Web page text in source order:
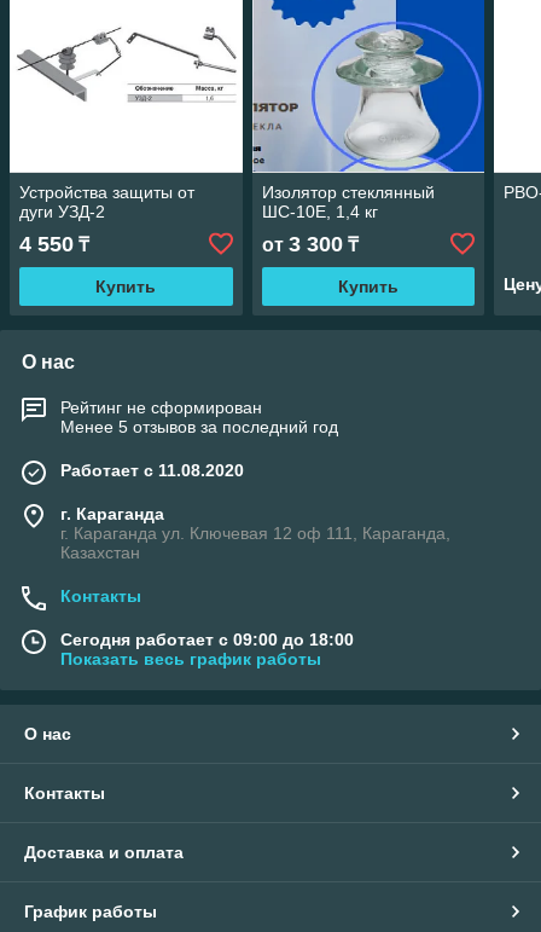
Устройства защиты от
дуги УЗД-2
4 550 ₸
Купить
Изолятор стеклянный
ШС-10Е, 1,4 кг
от 3 300₸
Купить
О нас
Рейтинг не сформирован
Менее 5 отзывов за последний год
Работает с 11.08.2020
г. Караганда
г. Караганда ул. Ключевая 12 оф 111, Караганда,
Казахстан
Контакты
Сегодня работает с 09:00 до 18:00
Показать весь график работы
О нас
Контакты
Доставка и оплата
График работы